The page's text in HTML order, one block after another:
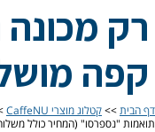
רק מכונה
קפה
דף הבית >> קטלוג מוצרי CaffeNU
תואמות "נספרסו" (המחיר כולל